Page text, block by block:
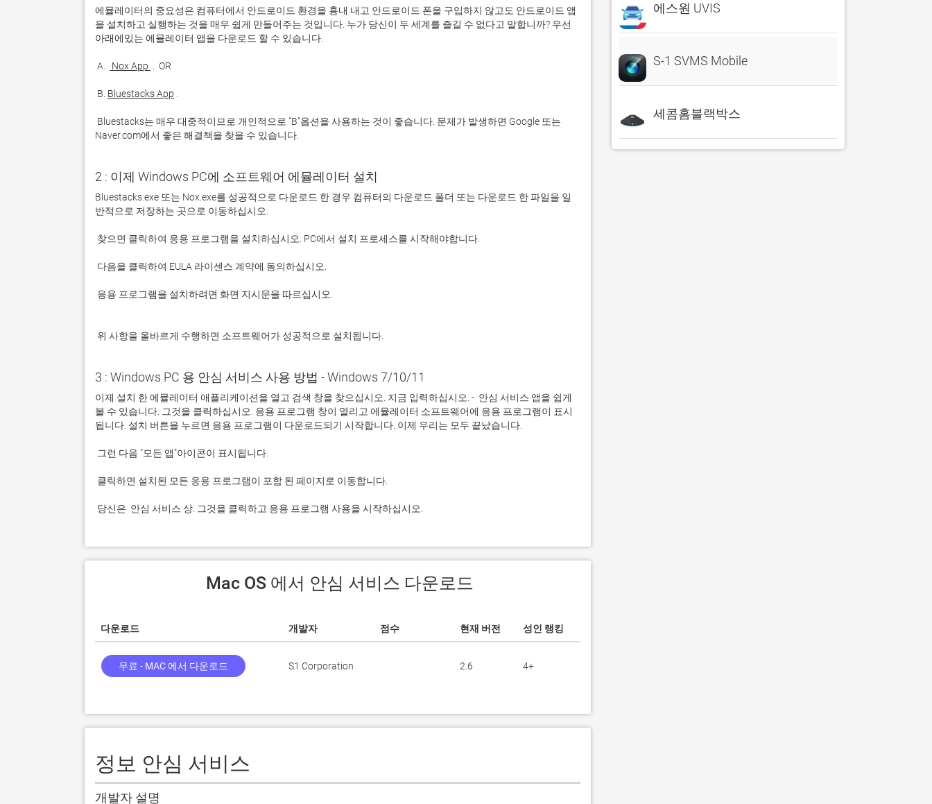
에뮬레이터의 중요성은 컴퓨터에서 안드로이드 환경을 흉내 내고 안드로이드 폰을 구입하지 않고도 안드로이드 앱
을 설치하고 실행하는 것을 매우 쉽게 만들어주는 것입니다. 누가 당신이 두 세계를 즐길 수 없다고 말합니까? 우선
A. Nox App
B. Bluestacks App
Naver.com에서 좋은 해결책을 찾을 수 있습니다.
2 : 이제 Windows PC에 소프트웨어 에뮬레이터 설치
Bluestacks.exe 또는 Nox.exe를 성공적으로 다운로드 한 경우 컴퓨터의 다운로드 폴더 또는 다운로드 한 파일을 일
위 사항을 올바르게 수행하면 소프트웨어가 성공적으로 설치됩니다.
3 : Windows PC 용 안심 서비스 사용 방법 - Windows 7/10/11
이제 설치 한 에뮬레이터 애플리케이션을 열고 검색 창을 찾으십시오. 지금 입력하십시오. -  안심 서비스 앱을 쉽게
볼 수 있습니다. 그것을 클릭하십시오. 응용 프로그램 창이 열리고 에뮬레이터 소프트웨어에 응용 프로그램이 표시
당신은  안심 서비스 상. 그것을 클릭하고 응용 프로그램 사용을 시작하십시오.
Mac OS 에서 안심 서비스 다운로드
다운로드 개발자 점수 현재 버전 성인 랭킹
무료 - MAC 에서 다운로드 S1 Corporation 2.6 4+
정보 안심 서비스
개발자 설명
에스원 UVIS
S-1 SVMS Mobile
세콤홈블랙박스